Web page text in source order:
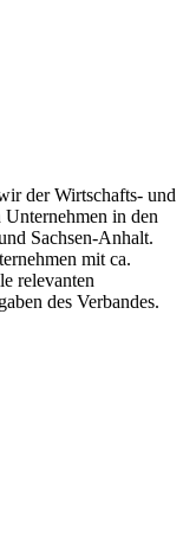
der Wirtschafts- und
in den
Sachsen-Anhalt.
mit ca.
relevanten
des Verbandes.